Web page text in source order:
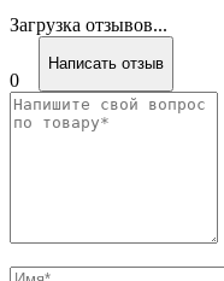
Загрузка отзывов...
0
Написать отзыв